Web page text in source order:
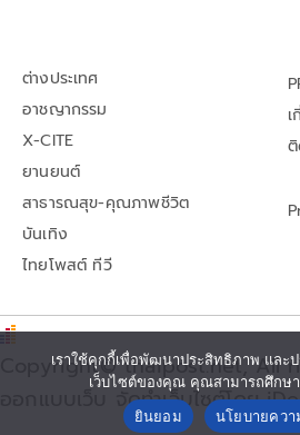
ต่างประเทศ
อาชญากรรม
X-CITE
ยานยนต์
สาธารณสุข-คุณภาพชีวิต
บันเทิง
ไทยโพสต์ ทีวี
Copyright© thaipost.net, All
ออกแบบเว็บ จัดทำเว็บไซต์โดย
เราใช้คุกกี้เพื่อพัฒนาประสิทธิภาพ และ
เว็บไซต์ของคุณ คุณสามารถศึกษ
ยินยอม
นโยบายควา